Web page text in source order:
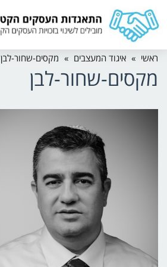
ראשי » איגוד המעצבים » מקסים-שחור-לבן
מקסים-שחור-לבן